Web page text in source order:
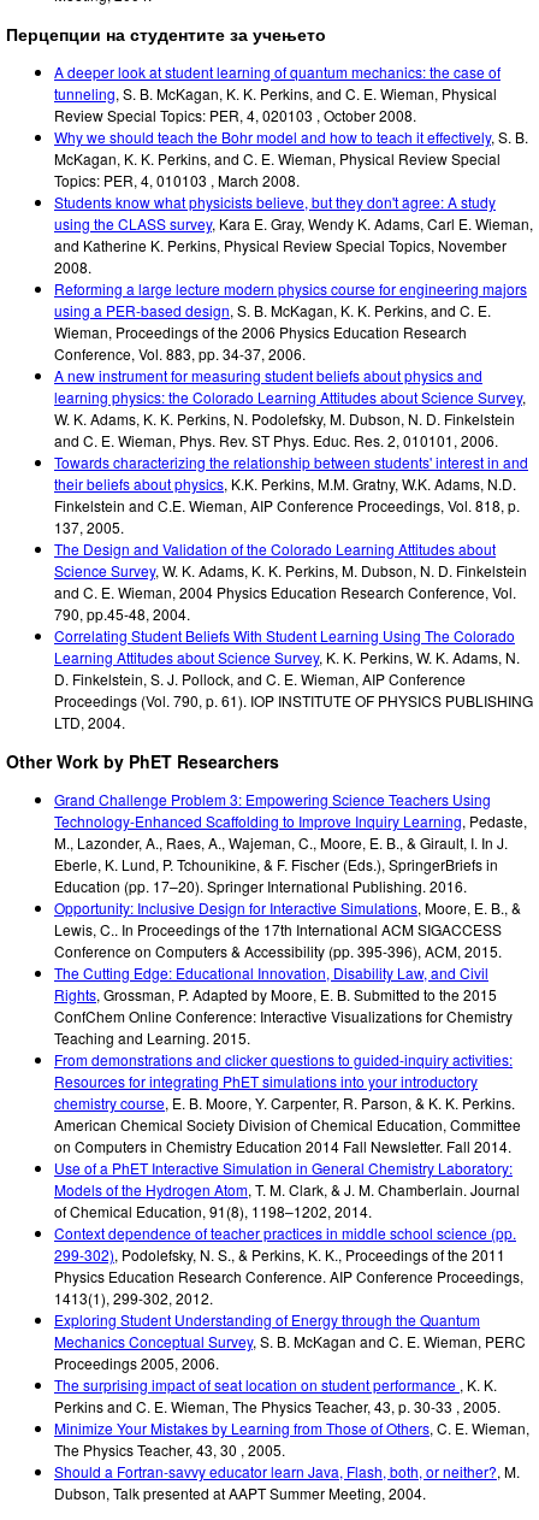
Перцепции на студентите за учењето
A deeper look at student learning of quantum mechanics: the case of
tunneling, S. B. McKagan, K. K. Perkins, and C. E. Wieman, Physical
Review Special Topics: PER, 4, 020103 , October 2008.
Why we should teach the Bohr model and how to teach it effectively, S. B.
McKagan, K. K. Perkins, and C. E. Wieman, Physical Review Special
Topics: PER, 4, 010103 , March 2008.
Students know what physicists believe, but they don't agree: A study
using the CLASS survey, Kara E. Gray, Wendy K. Adams, Carl E. Wieman,
and Katherine K. Perkins, Physical Review Special Topics, November
2008.
Reforming a large lecture modern physics course for engineering majors
using a PER-based design, S. B. McKagan, K. K. Perkins, and C. E.
Wieman, Proceedings of the 2006 Physics Education Research
Conference, Vol. 883, pp. 34-37, 2006.
A new instrument for measuring student beliefs about physics and
learning physics: the Colorado Learning Attitudes about Science Survey,
W. K. Adams, K. K. Perkins, N. Podolefsky, M. Dubson, N. D. Finkelstein
and C. E. Wieman, Phys. Rev. ST Phys. Educ. Res. 2, 010101, 2006.
Towards characterizing the relationship between students' interest in and
their beliefs about physics, K.K. Perkins, M.M. Gratny, W.K. Adams, N.D.
Finkelstein and C.E. Wieman, AIP Conference Proceedings, Vol. 818, p.
137, 2005.
The Design and Validation of the Colorado Learning Attitudes about
Science Survey, W. K. Adams, K. K. Perkins, M. Dubson, N. D. Finkelstein
and C. E. Wieman, 2004 Physics Education Research Conference, Vol.
790, pp.45-48, 2004.
Correlating Student Beliefs With Student Learning Using The Colorado
Learning Attitudes about Science Survey, K. K. Perkins, W. K. Adams, N.
D. Finkelstein, S. J. Pollock, and C. E. Wieman, AIP Conference
Proceedings (Vol. 790, p. 61). IOP INSTITUTE OF PHYSICS PUBLISHING
LTD, 2004.
Other Work by PhET Researchers
Grand Challenge Problem 3: Empowering Science Teachers Using
Technology-Enhanced Scaffolding to Improve Inquiry Learning, Pedaste,
M., Lazonder, A., Raes, A., Wajeman, C., Moore, E. B., & Girault, I. In J.
Eberle, K. Lund, P. Tchounikine, & F. Fischer (Eds.), SpringerBriefs in
Education (pp. 17–20). Springer International Publishing. 2016.
Opportunity: Inclusive Design for Interactive Simulations, Moore, E. B., &
Lewis, C.. In Proceedings of the 17th International ACM SIGACCESS
Conference on Computers & Accessibility (pp. 395-396), ACM, 2015.
The Cutting Edge: Educational Innovation, Disability Law, and Civil
Rights, Grossman, P. Adapted by Moore, E. B. Submitted to the 2015
ConfChem Online Conference: Interactive Visualizations for Chemistry
Teaching and Learning. 2015.
From demonstrations and clicker questions to guided-inquiry activities:
Resources for integrating PhET simulations into your introductory
chemistry course, E. B. Moore, Y. Carpenter, R. Parson, & K. K. Perkins.
American Chemical Society Division of Chemical Education, Committee
on Computers in Chemistry Education 2014 Fall Newsletter. Fall 2014.
Use of a PhET Interactive Simulation in General Chemistry Laboratory:
Models of the Hydrogen Atom, T. M. Clark, & J. M. Chamberlain. Journal
of Chemical Education, 91(8), 1198–1202, 2014.
Context dependence of teacher practices in middle school science (pp.
299-302), Podolefsky, N. S., & Perkins, K. K., Proceedings of the 2011
Physics Education Research Conference. AIP Conference Proceedings,
1413(1), 299-302, 2012.
Exploring Student Understanding of Energy through the Quantum
Mechanics Conceptual Survey, S. B. McKagan and C. E. Wieman, PERC
Proceedings 2005, 2006.
The surprising impact of seat location on student performance , K. K.
Perkins and C. E. Wieman, The Physics Teacher, 43, p. 30-33 , 2005.
Minimize Your Mistakes by Learning from Those of Others, C. E. Wieman,
The Physics Teacher, 43, 30 , 2005.
Should a Fortran-savvy educator learn Java, Flash, both, or neither?, M.
Dubson, Talk presented at AAPT Summer Meeting, 2004.